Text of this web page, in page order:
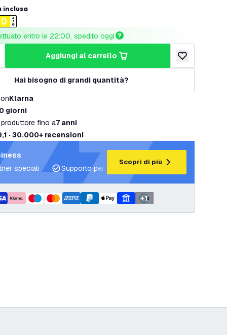
inclusa
entro le 22:00, spedito oggi
quantitàaggiungi al carrello
aggiungi alla
Hai bisogno di grandi quantità?
Klarna
giorni
fino a7 anni
· 30.000+ recensioni
speciali
Supporto per progetti e piani di illuminazione
Scopri di più
+1